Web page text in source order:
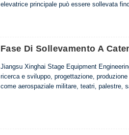
elevatrice principale può essere sollevata
esigenze.La piattaforma elevatrice è
Fase Di Sollevamento A
Jiangsu Xinghai Stage Equipment
ricerca e sviluppo, progettazione,
come aerospaziale militare, teatri, palestre,